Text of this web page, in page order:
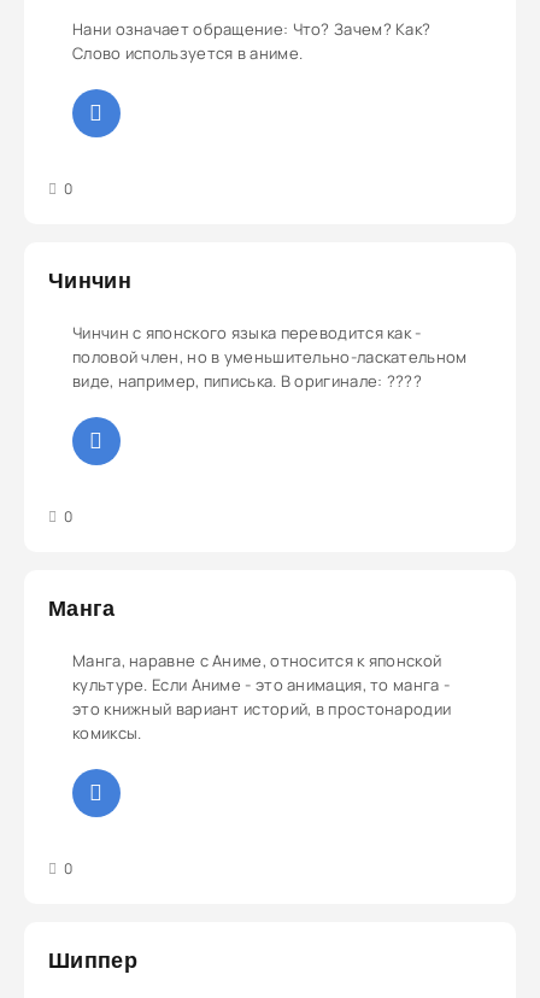
Нани означает обращение: Что? Зачем? Как?
Слово используется в аниме.
0
Чинчин
Чинчин с японского языка переводится как -
половой член, но в уменьшительно-ласкательном
виде, например, пиписька. В оригинале: ????
0
Манга
Манга, наравне с Аниме, относится к японской
культуре. Если Аниме - это анимация, то манга -
это книжный вариант историй, в простонародии
комиксы.
0
Шиппер